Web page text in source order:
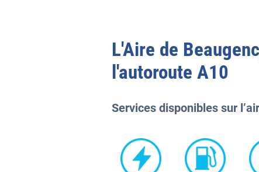
L'Aire de
l'autoroute A10
Services disponibles sur